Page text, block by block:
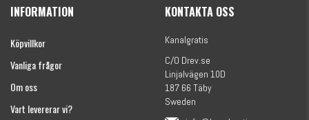
(julkalender)
INFORMATION
Köpvillkor
Vanliga frågor
Om oss
Vart levererar vi?
KONTAKTA OSS
Kanalgratis
C/O Drev.se
Linjalvägen 10D
187 66 Täby
Sweden